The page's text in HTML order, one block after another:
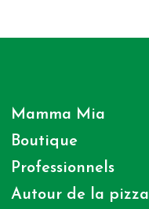
Mamma Mia
Boutique
Professionnels
Autour de la pizza